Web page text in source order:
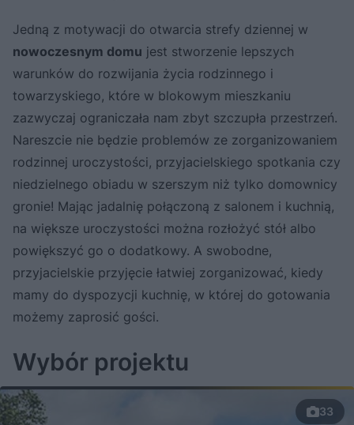
Jedną z motywacji do otwarcia strefy dziennej w
nowoczesnym domu jest stworzenie lepszych
warunków do rozwijania życia rodzinnego i
towarzyskiego, które w blokowym mieszkaniu
zazwyczaj ograniczała nam zbyt szczupła przestrzeń.
Nareszcie nie będzie problemów ze zorganizowaniem
rodzinnej uroczystości, przyjacielskiego spotkania czy
niedzielnego obiadu w szerszym niż tylko domownicy
gronie! Mając jadalnię połączoną z salonem i kuchnią,
na większe uroczystości można rozłożyć stół albo
powiększyć go o dodatkowy. A swobodne,
przyjacielskie przyjęcie łatwiej zorganizować, kiedy
mamy do dyspozycji kuchnię, w której do gotowania
możemy zaprosić gości.
Wybór projektu
33